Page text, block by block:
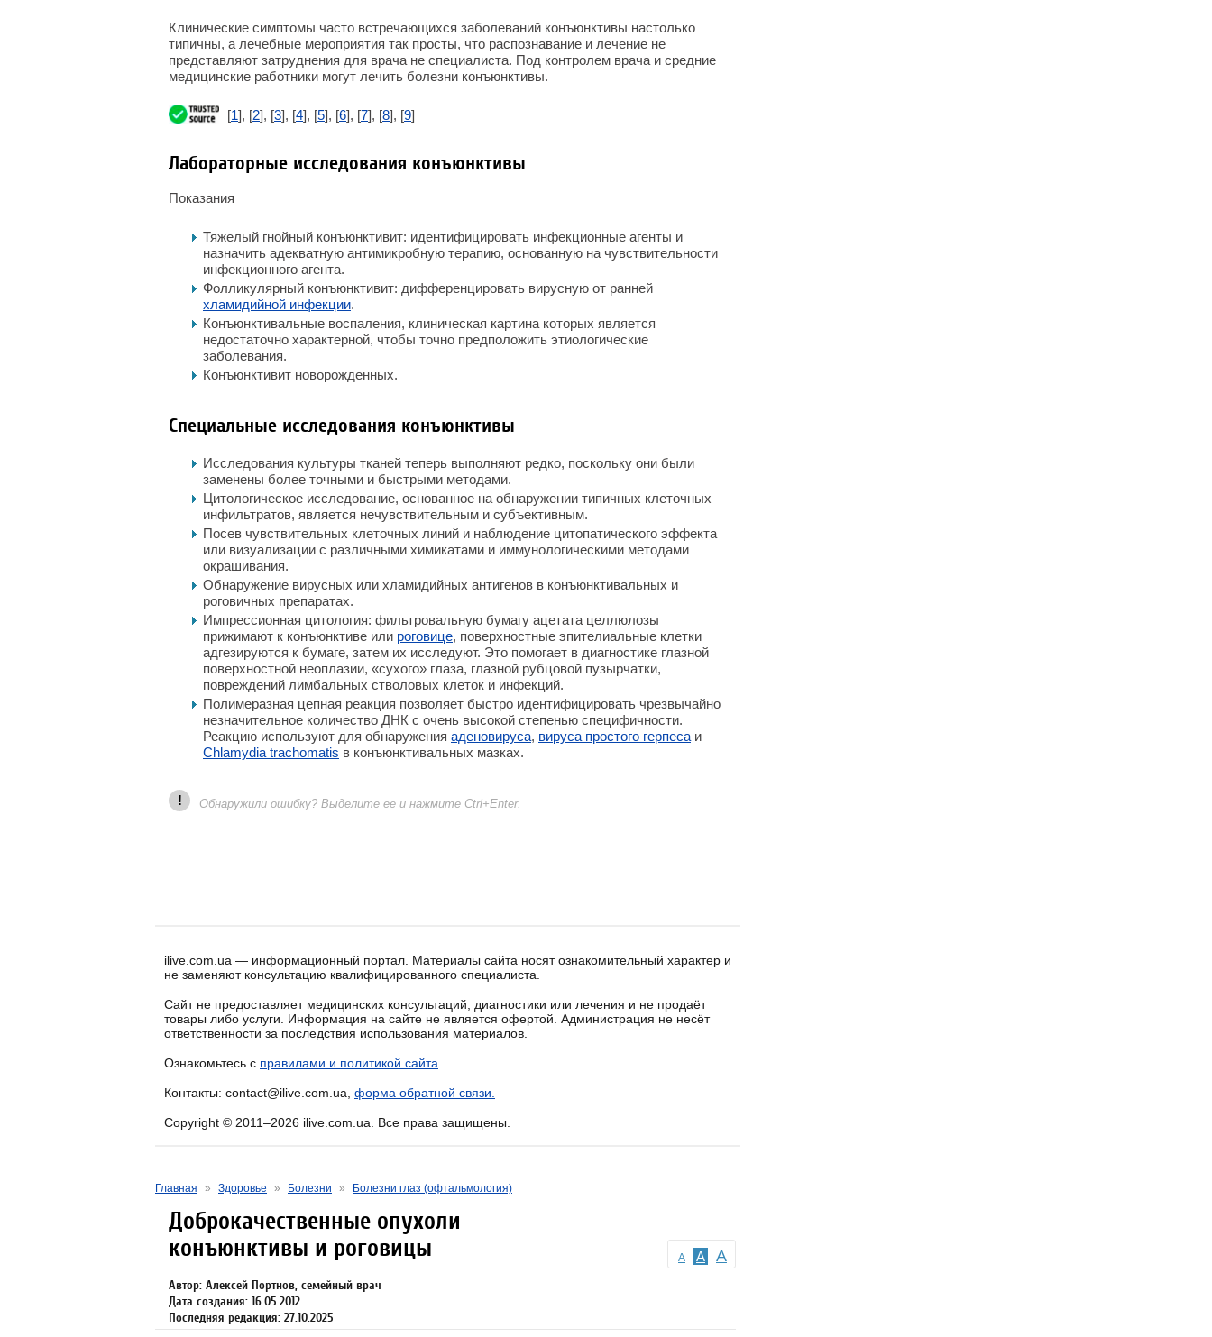
Клинические симптомы часто встречающихся заболеваний конъюнктивы настолько
типичны, а лечебные мероприятия так просты, что распознавание и лечение не
представляют затруднения для врача не специалиста. Под контролем врача и средние
медицинские работники могут лечить болезни конъюнктивы.
[1], [2], [3], [4], [5], [6], [7], [8], [9]
Лабораторные исследования конъюнктивы
Показания
Тяжелый гнойный конъюнктивит: идентифицировать инфекционные агенты и
назначить адекватную антимикробную терапию, основанную на чувствительности
инфекционного агента.
Фолликулярный конъюнктивит: дифференцировать вирусную от ранней
хламидийной инфекции.
Конъюнктивальные воспаления, клиническая картина которых является
недостаточно характерной, чтобы точно предположить этиологические
заболевания.
Конъюнктивит новорожденных.
Специальные исследования конъюнктивы
Исследования культуры тканей теперь выполняют редко, поскольку они были
заменены более точными и быстрыми методами.
Цитологическое исследование, основанное на обнаружении типичных клеточных
инфильтратов, является нечувствительным и субъективным.
Посев чувствительных клеточных линий и наблюдение цитопатического эффекта
или визуализации с различными химикатами и иммунологическими методами
окрашивания.
Обнаружение вирусных или хламидийных антигенов в конъюнктивальных и
роговичных препаратах.
Импрессионная цитология: фильтровальную бумагу ацетата целлюлозы
прижимают к конъюнктиве или роговице, поверхностные эпителиальные клетки
адгезируются к бумаге, затем их исследуют. Это помогает в диагностике глазной
поверхностной неоплазии, «сухого» глаза, глазной рубцовой пузырчатки,
повреждений лимбальных стволовых клеток и инфекций.
Полимеразная цепная реакция позволяет быстро идентифицировать чрезвычайно
незначительное количество ДНК с очень высокой степенью специфичности.
Реакцию используют для обнаружения аденовируса, вируса простого герпеса и
Chlamydia trachomatis в конъюнктивальных мазках.
! Обнаружили ошибку? Выделите ее и нажмите Ctrl+Enter.
ilive.com.ua — информационный портал. Материалы сайта носят ознакомительный характер и
не заменяют консультацию квалифицированного специалиста.
Сайт не предоставляет медицинских консультаций, диагностики или лечения и не продаёт
товары либо услуги. Информация на сайте не является офертой. Администрация не несёт
ответственности за последствия использования материалов.
Ознакомьтесь с правилами и политикой сайта
Контакты: contact@ilive.com.ua, форма обратной связи.
Copyright © 2011–2026 ilive.com.ua. Все права защищены.
Главная » Здоровье » Болезни » Болезни глаз (офтальмология)
A A A
Доброкачественные опухоли
конъюнктивы и роговицы
Автор: Алексей Портнов, семейный врач
Дата создания: 16.05.2012
Последняя редакция: 27.10.2025